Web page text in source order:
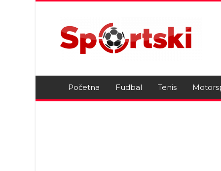
Početna Fudbal Tenis